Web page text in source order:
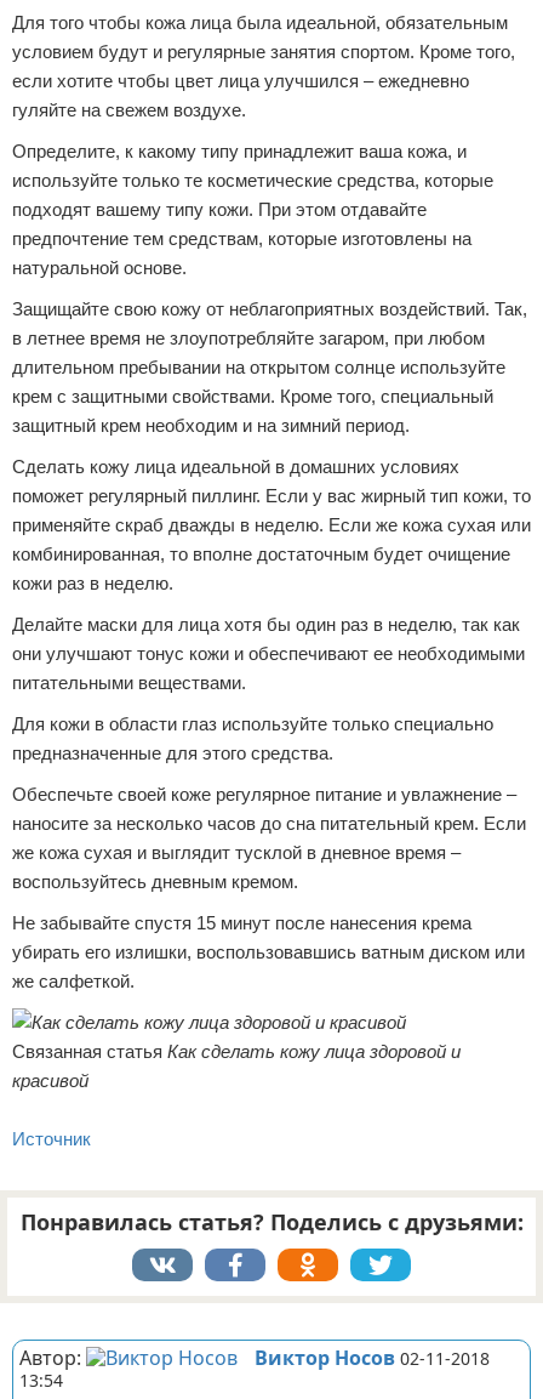
Для того чтобы кожа лица была идеальной, обязательным
условием будут и регулярные занятия спортом. Кроме того,
если хотите чтобы цвет лица улучшился – ежедневно
гуляйте на свежем воздухе.
Определите, к какому типу принадлежит ваша кожа, и
используйте только те косметические средства, которые
подходят вашему типу кожи. При этом отдавайте
предпочтение тем средствам, которые изготовлены на
натуральной основе.
Защищайте свою кожу от неблагоприятных воздействий. Так,
в летнее время не злоупотребляйте загаром, при любом
длительном пребывании на открытом солнце используйте
крем с защитными свойствами. Кроме того, специальный
защитный крем необходим и на зимний период.
Сделать кожу лица идеальной в домашних условиях
поможет регулярный пиллинг. Если у вас жирный тип кожи, то
применяйте скраб дважды в неделю. Если же кожа сухая или
комбинированная, то вполне достаточным будет очищение
кожи раз в неделю.
Делайте маски для лица хотя бы один раз в неделю, так как
они улучшают тонус кожи и обеспечивают ее необходимыми
питательными веществами.
Для кожи в области глаз используйте только специально
предназначенные для этого средства.
Обеспечьте своей коже регулярное питание и увлажнение –
наносите за несколько часов до сна питательный крем. Если
же кожа сухая и выглядит тусклой в дневное время –
воспользуйтесь дневным кремом.
Не забывайте спустя 15 минут после нанесения крема
убирать его излишки, воспользовавшись ватным диском или
же салфеткой.
Связанная статья Как сделать кожу лица здоровой и
красивой
Источник
Понравилась статья? Поделись с друзьями:
Автор: Виктор Носов 02-11-2018
13:54